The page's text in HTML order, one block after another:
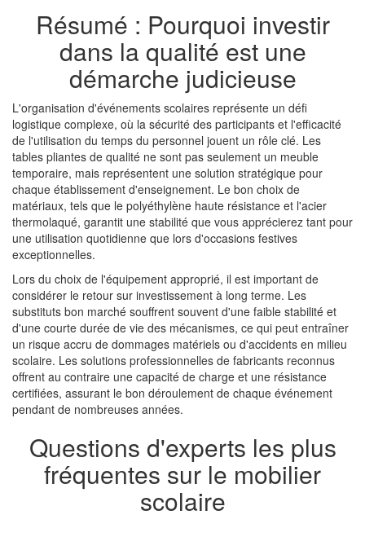
Résumé : Pourquoi investir
dans la qualité est une
démarche judicieuse
L'organisation d'événements scolaires représente un défi
logistique complexe, où la sécurité des participants et l'efficacité
de l'utilisation du temps du personnel jouent un rôle clé. Les
tables pliantes de qualité ne sont pas seulement un meuble
temporaire, mais représentent une solution stratégique pour
chaque établissement d'enseignement. Le bon choix de
matériaux, tels que le polyéthylène haute résistance et l'acier
thermolaqué, garantit une stabilité que vous apprécierez tant pour
une utilisation quotidienne que lors d'occasions festives
exceptionnelles.
Lors du choix de l'équipement approprié, il est important de
considérer le retour sur investissement à long terme. Les
substituts bon marché souffrent souvent d'une faible stabilité et
d'une courte durée de vie des mécanismes, ce qui peut entraîner
un risque accru de dommages matériels ou d'accidents en milieu
scolaire. Les solutions professionnelles de fabricants reconnus
offrent au contraire une capacité de charge et une résistance
certifiées, assurant le bon déroulement de chaque événement
pendant de nombreuses années.
Questions d'experts les plus
fréquentes sur le mobilier
scolaire